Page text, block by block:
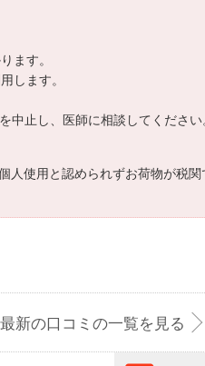
ます。
します。
中止し、医師に相談してくださ
使用と認められずお荷物が税
最新の口コミの一覧を見る